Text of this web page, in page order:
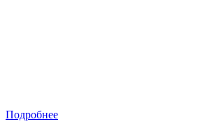
Подробнее